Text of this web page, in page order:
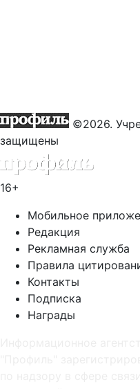
©2026.
защищены
16+
Мобильное
Редакция
Рекламная служба
Правила
Контакты
Подписка
Награды